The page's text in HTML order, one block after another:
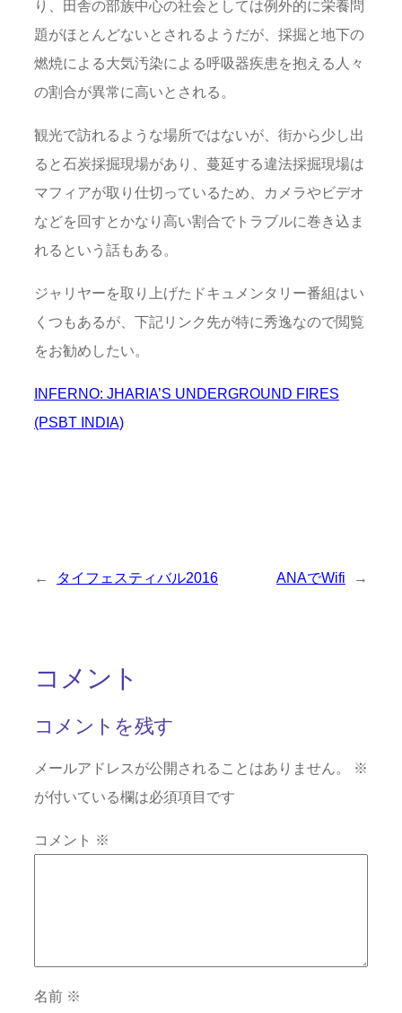
り、田舎の部族中心の社会としては例外的に栄養問
題がほとんどないとされるようだが、採掘と地下の
燃焼による大気汚染による呼吸器疾患を抱える人々
の割合が異常に高いとされる。
観光で訪れるような場所ではないが、街から少し出
ると石炭採掘現場があり、蔓延する違法採掘現場は
マフィアが取り仕切っているため、カメラやビデオ
などを回すとかなり高い割合でトラブルに巻き込ま
れるという話もある。
ジャリヤーを取り上げたドキュメンタリー番組はい
くつもあるが、下記リンク先が特に秀逸なので閲覧
をお勧めしたい。
INFERNO: JHARIA’S UNDERGROUND FIRES
(PSBT INDIA)
← タイフェスティバル2016 ANAでWifi →
コメント
コメントを残す
メールアドレスが公開されることはありません。
※
が付いている欄は必須項目です
コメント ※
名前 ※